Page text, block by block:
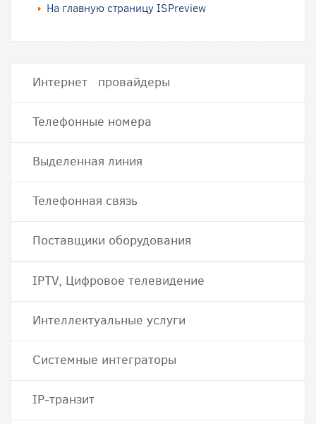
На главную страницу ISPreview
Интернет провайдеры
Телефонные номера
Выделенная линия
Телефонная связь
Поставщики оборудования
IPTV, Цифровое телевидение
Интеллектуальные услуги
Системные интеграторы
IP-транзит